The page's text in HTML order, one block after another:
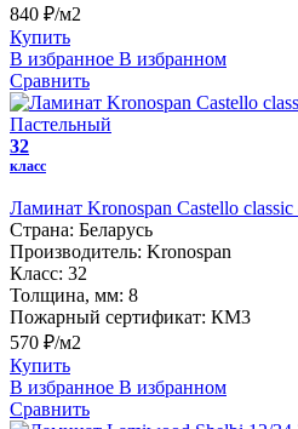
840 ₽/м2
Купить
В избранное В избранном
Сравнить
32
класс
Ламинат Kronospan Castello
Страна: Беларусь
Производитель: Kronospan
Класс: 32
Толщина, мм: 8
Пожарный сертификат: КМ3
570 ₽/м2
Купить
В избранное В избранном
Сравнить